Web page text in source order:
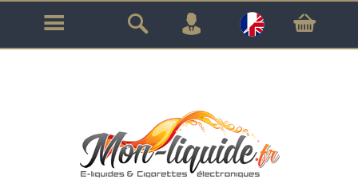
GARANTIE À VIE SUR TOUT LE MATÉRIEL
!!!